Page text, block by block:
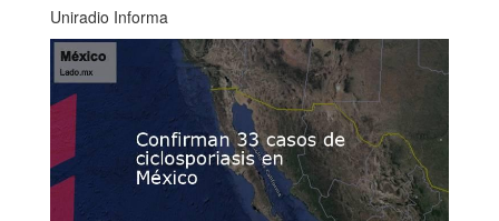
Uniradio Informa